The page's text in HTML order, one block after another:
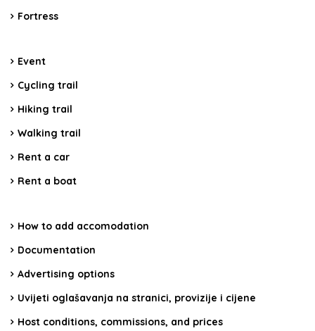
Fortress
Event
Cycling trail
Hiking trail
Walking trail
Rent a car
Rent a boat
How to add accomodation
Documentation
Advertising options
Uvijeti oglašavanja na stranici, provizije i cijene
Host conditions, commissions, and prices